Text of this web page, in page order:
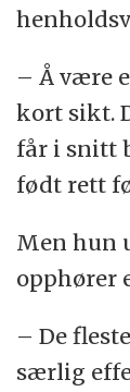
– Å være
kort sikt.
får i snitt
født rett
Men hun
opphører
– De
særlig